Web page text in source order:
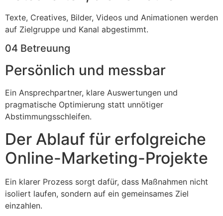
Texte, Creatives, Bilder, Videos und Animationen werden
auf Zielgruppe und Kanal abgestimmt.
04 Betreuung
Persönlich und messbar
Ein Ansprechpartner, klare Auswertungen und
pragmatische Optimierung statt unnötiger
Abstimmungsschleifen.
Der Ablauf für erfolgreiche
Online-Marketing-Projekte
Ein klarer Prozess sorgt dafür, dass Maßnahmen nicht
isoliert laufen, sondern auf ein gemeinsames Ziel
einzahlen.